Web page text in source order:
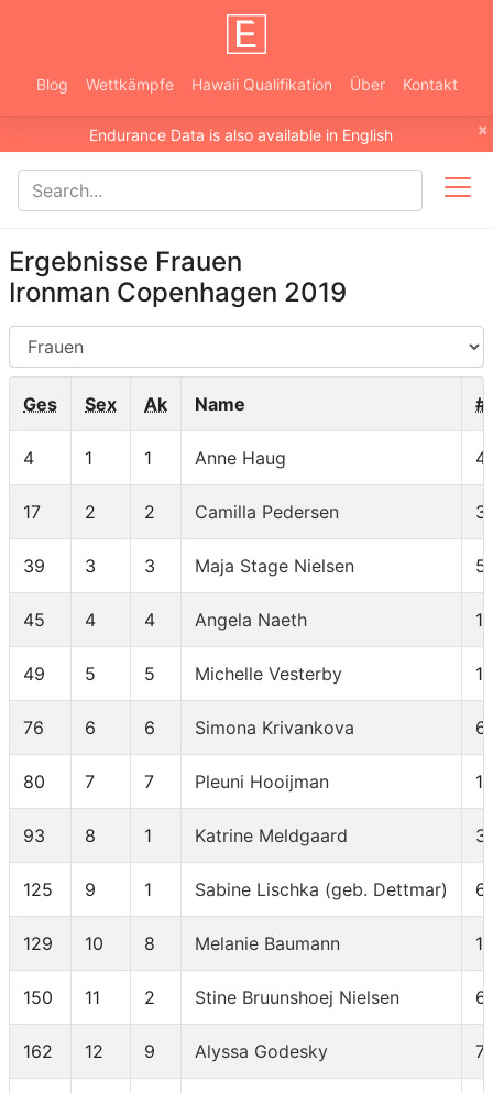
Blog Wettkämpfe Hawaii Qualifikation Über Kontakt
×
Endurance Data is also available in English
Ergebnisse Frauen
Ironman Copenhagen 2019
AG
Ges Sex Ak Name #
4 1 1 Anne Haug 4
17 2 2 Camilla Pedersen 3
39 3 3 Maja Stage Nielsen 5
45 4 4 Angela Naeth 16
49 5 5 Michelle Vesterby 1
76 6 6 Simona Krivankova 6
80 7 7 Pleuni Hooijman 17
93 8 1 Katrine Meldgaard
125 9 1 Sabine Lischka (geb. Dettmar)
129 10 8 Melanie Baumann 10
150 11 2 Stine Bruunshoej Nielsen
162 12 9 Alyssa Godesky 7